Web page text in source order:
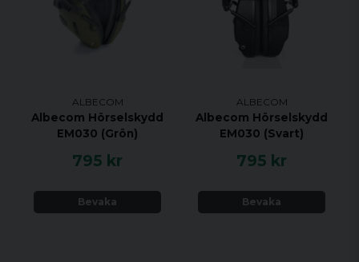
ALBECOM
Albecom Hörselskydd
EM030 (Grön)
795 kr
Bevaka
ALBECOM
Albecom Hörselskydd
EM030 (Svart)
795 kr
Bevaka